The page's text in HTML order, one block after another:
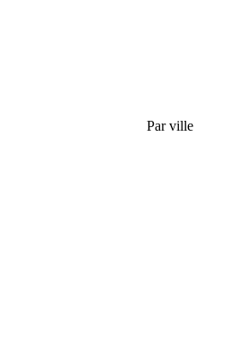
Par ville